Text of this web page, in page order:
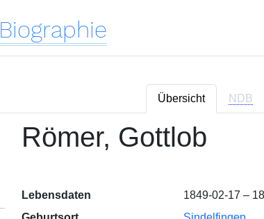
Biographie
Übersicht NDB
Römer, Gottlob
Lebensdaten
1849-02-17 –